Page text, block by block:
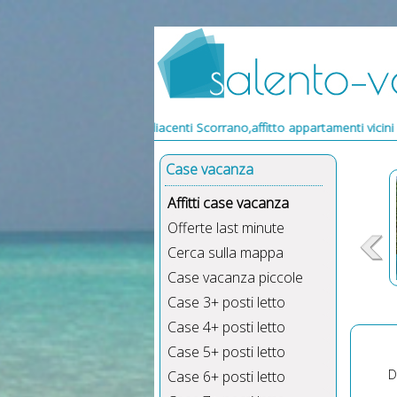
appartamenti adiacenti Scorrano,affitto appartamenti vicini
Case vacanza
Affitti case vacanza
Offerte last minute
Cerca sulla mappa
Case vacanza piccole
Case 3+ posti letto
Case 4+ posti letto
Case 5+ posti letto
Case 6+ posti letto